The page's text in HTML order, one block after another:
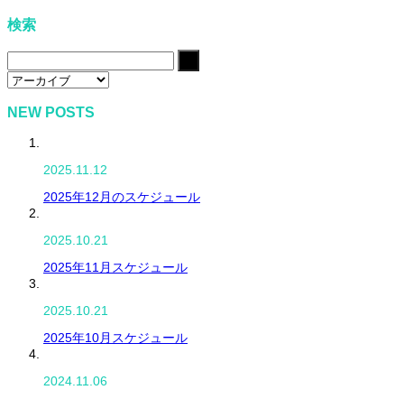
検索
NEW POSTS
2025.11.12
2025年12月のスケジュール
2025.10.21
2025年11月スケジュール
2025.10.21
2025年10月スケジュール
2024.11.06